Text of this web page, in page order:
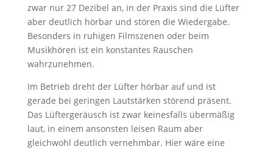
zwar nur 27 Dezibel an, in der Praxis sind die Lüfter
aber deutlich hörbar und stören die Wiedergabe.
Besonders in ruhigen Filmszenen oder beim
Musikhören ist ein konstantes Rauschen
wahrzunehmen.
Im Betrieb dreht der Lüfter hörbar auf und ist
gerade bei geringen Lautstärken störend präsent.
Das Lüftergeräusch ist zwar keinesfalls übermäßig
laut, in einem ansonsten leisen Raum aber
gleichwohl deutlich vernehmbar. Hier wäre eine